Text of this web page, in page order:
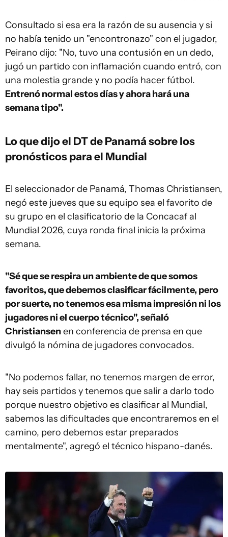
Consultado si esa era la razón de su ausencia y si
no había tenido un "encontronazo" con el jugador,
Peirano dijo: "No, tuvo una contusión en un dedo,
jugó un partido con inflamación cuando entró, con
una molestia grande y no podía hacer fútbol.
Entrenó normal estos días y ahora hará una
semana tipo".
Lo que dijo el DT de Panamá sobre los
pronósticos para el Mundial
El seleccionador de Panamá, Thomas Christiansen,
negó este jueves que su equipo sea el favorito de
su grupo en el clasificatorio de la Concacaf al
Mundial 2026, cuya ronda final inicia la próxima
semana.
"Sé que se respira un ambiente de que somos
favoritos, que debemos clasificar fácilmente, pero
por suerte, no tenemos esa misma impresión ni los
jugadores ni el cuerpo técnico", señaló
Christiansenen conferencia de prensa en que
divulgó la nómina de jugadores convocados.
"No podemos fallar, no tenemos margen de error,
hay seis partidos y tenemos que salir a darlo todo
porque nuestro objetivo es clasificar al Mundial,
sabemos las dificultades que encontraremos en el
camino, pero debemos estar preparados
mentalmente", agregó el técnico hispano-danés.